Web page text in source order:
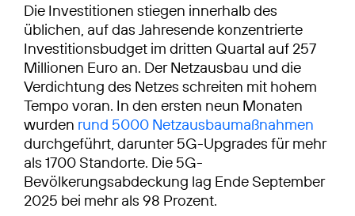
Die Investitionen stiegen innerhalb des
üblichen, auf das Jahresende konzentrierte
Investitionsbudget im dritten Quartal auf 257
Millionen Euro an. Der Netzausbau und die
Verdichtung des Netzes schreiten mit hohem
Tempo voran. In den ersten neun Monaten
wurden rund 5000 Netzausbaumaßnahmen
durchgeführt, darunter 5G-Upgrades für mehr
als 1700 Standorte. Die 5G-
Bevölkerungsabdeckung lag Ende September
2025 bei mehr als 98 Prozent.